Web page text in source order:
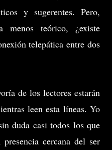
y sugerentes. Pero,
teórico, ¿existe
telepática entre dos
de los lectores estarán
leen esta líneas. Yo
duda casi todos los que
cercana del ser